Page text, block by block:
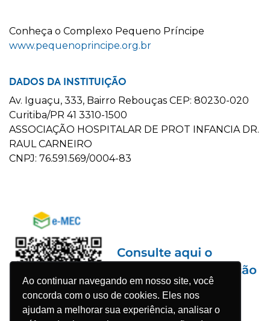
Ao continuar navegando em nosso site, você
concorda com o uso de cookies. Eles nos
ajudam a melhorar sua experiência, analisar o
Conheça o Complexo Pequeno Príncipe
www.pequenoprincipe.org.br
DADOS DA INSTITUIÇÃO
Av. Iguaçu, 333, Bairro Rebouças CEP: 80230-020
Curitiba/PR 41 3310-1500
ASSOCIAÇÃO HOSPITALAR DE PROT INFANCIA DR.
RAUL CARNEIRO
CNPJ: 76.591.569/0004-83